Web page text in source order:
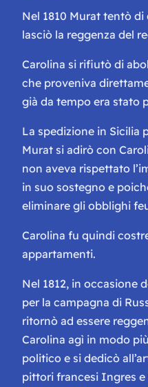
Nel 1810 Murat tentò
lasciò la reggenza del
Carolina si rifiutò di
che proveniva
già da tempo era stato
La spedizione in Sicilia
Murat si adirò con
non aveva rispettato
in suo sostegno e
eliminare gli obblighi
Carolina fu quindi
appartamenti.
Nel 1812, in occasione
per la campagna di
ritornò ad essere
Carolina agì in modo
politico e si dedicò
pittori francesi Ingres e